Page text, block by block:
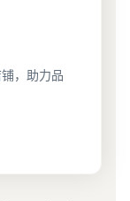
，助力品